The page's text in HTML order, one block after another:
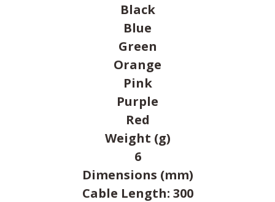
Black
Blue
Green
Orange
Pink
Purple
Red
Weight (g)
6
Dimensions (mm)
Cable Length: 300